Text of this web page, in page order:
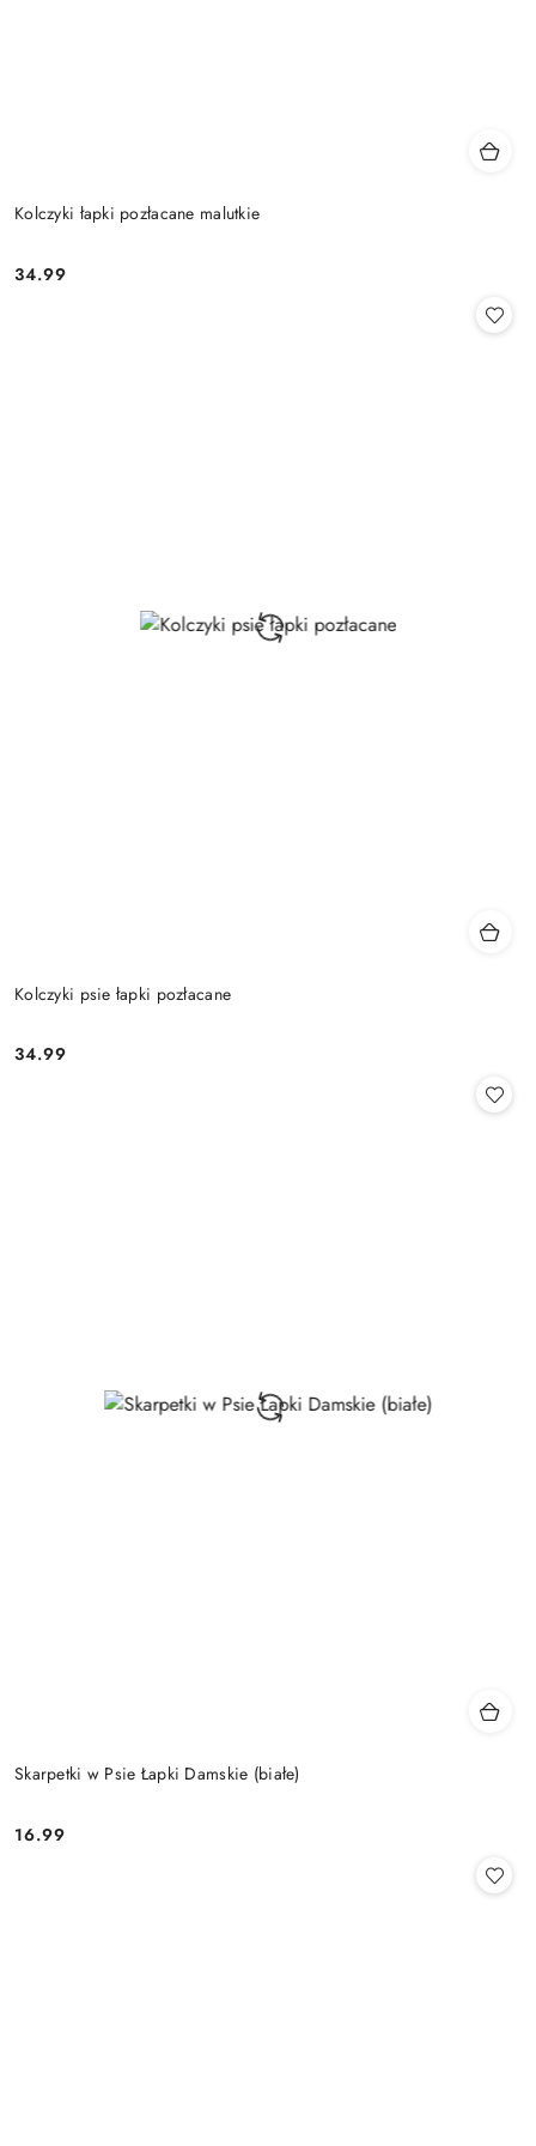
Kolczyki łapki pozłacane malutkie
Cena:
34.99
Kolczyki psie łapki pozłacane
Cena:
34.99
Skarpetki w Psie Łapki Damskie (białe)
Cena:
16.99